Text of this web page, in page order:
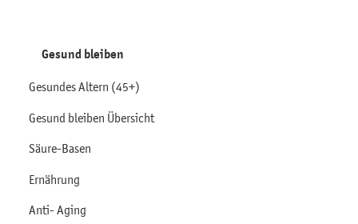
Gesund bleiben
Gesundes Altern (45+)
Gesund bleiben Übersicht
Säure-Basen
Ernährung
Anti- Aging